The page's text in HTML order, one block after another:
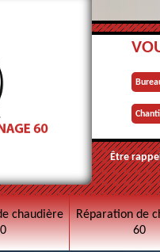
Être
chaudière
Réparation de
60